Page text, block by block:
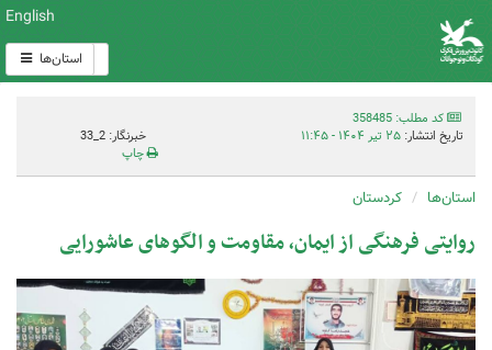
English
استان‌ها
کد مطلب: 358485
تاریخ انتشار: ۲۵ تیر ۱۴۰۴ - ۱۱:۴۵
خبرنگار: 2_33
چاپ
استان‌ها کردستان
روایتی فرهنگی از ایمان، مقاومت و الگوهای عاشورایی